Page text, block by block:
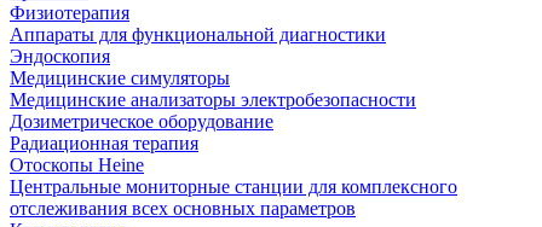
Физиотерапия
Аппараты для функциональной диагностики
Эндоскопия
Медицинские симуляторы
Медицинские анализаторы электробезопасности
Дозиметрическое оборудование
Радиационная терапия
Отоскопы Heine
Центральные мониторные станции для комплексного
отслеживания всех основных параметров